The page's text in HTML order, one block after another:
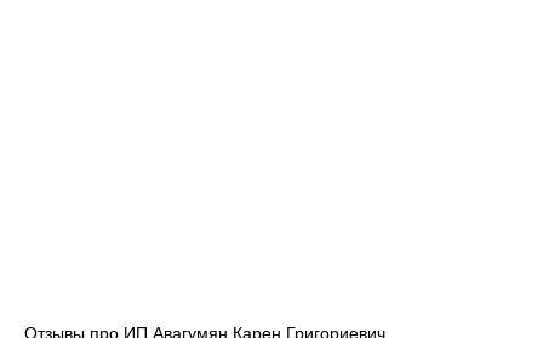
Отзывы про ИП Авагумян Карен Григориевич